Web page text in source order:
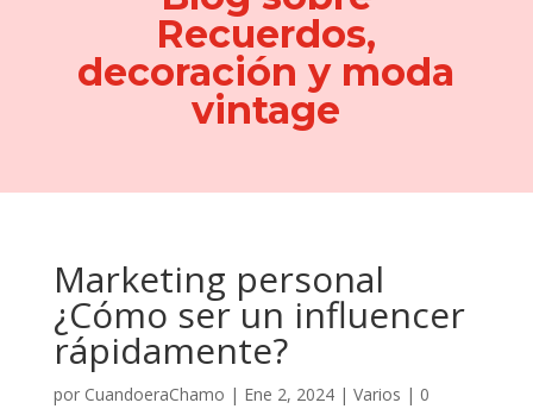
Recuerdos,
decoración y moda
vintage
Marketing personal
¿Cómo ser un influencer
rápidamente?
por CuandoeraChamo | Ene 2, 2024| Varios | 0